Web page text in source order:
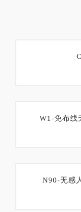
W1-免布线
N90-无感